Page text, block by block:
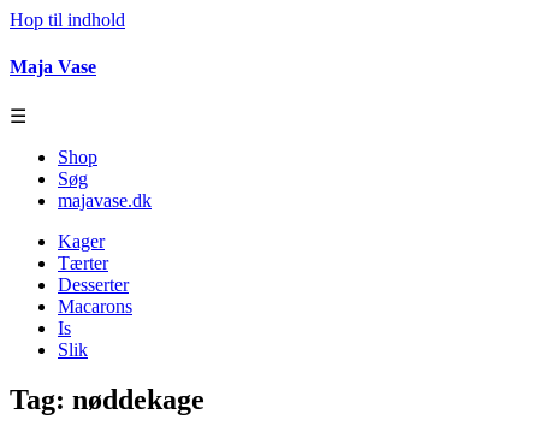
Hop til indhold
Maja Vase
☰
Shop
Søg
majavase.dk
Kager
Tærter
Desserter
Macarons
Is
Slik
Tag: nøddekage